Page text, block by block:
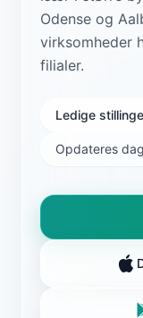
Odense og
virksomheder
filialer.
Ledige
Opdateres